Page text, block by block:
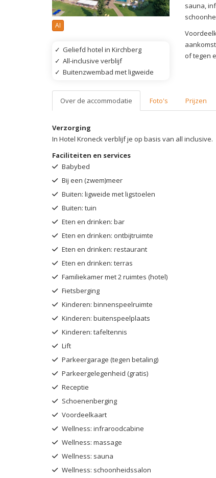
AI
✓ Geliefd hotel in Kirchberg
✓ All-inclusive verblijf
✓ Buitenzwembad met ligweide
sauna,
of tegen
Over de accommodatie Foto's Prijzen
Verzorging
In Hotel Kroneck verblijf je op basis van all inclusive.
Faciliteiten en services
Babybed
Bij een (zwem)meer
Buiten: ligweide met ligstoelen
Buiten: tuin
Eten en drinken: bar
Eten en drinken: ontbijtruimte
Eten en drinken: restaurant
Eten en drinken: terras
Familiekamer met 2 ruimtes (hotel)
Fietsberging
Kinderen: binnenspeelruimte
Kinderen: buitenspeelplaats
Kinderen: tafeltennis
Lift
Parkeergarage (tegen betaling)
Parkeergelegenheid (gratis)
Receptie
Schoenenberging
Voordeelkaart
Wellness: infraroodcabine
Wellness: massage
Wellness: sauna
Wellness: schoonheidssalon